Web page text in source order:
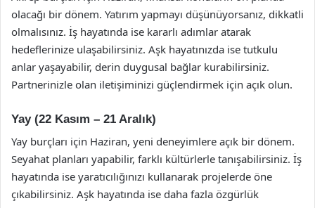
olacağı bir dönem. Yatırım yapmayı düşünüyorsanız, dikkatli
olmalısınız. İş hayatında ise kararlı adımlar atarak
hedeflerinize ulaşabilirsiniz. Aşk hayatınızda ise tutkulu
anlar yaşayabilir, derin duygusal bağlar kurabilirsiniz.
Partnerinizle olan iletişiminizi güçlendirmek için açık olun.
Yay (22 Kasım – 21 Aralık)
Yay burçları için Haziran, yeni deneyimlere açık bir dönem.
Seyahat planları yapabilir, farklı kültürlerle tanışabilirsiniz. İş
hayatında ise yaratıcılığınızı kullanarak projelerde öne
çıkabilirsiniz. Aşk hayatında ise daha fazla özgürlük